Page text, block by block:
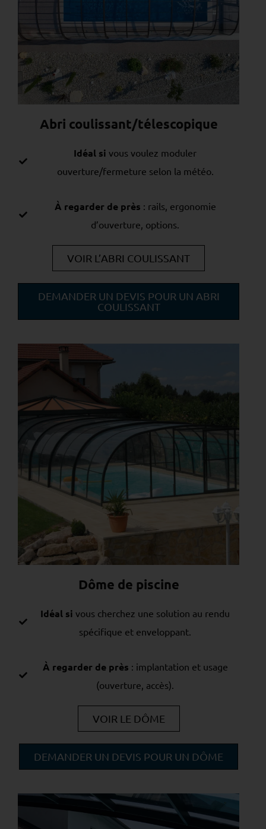
Abri coulissant/télescopique
Idéal si vous voulez moduler
ouverture/fermeture selon la météo.
À regarder de près : rails, ergonomie
d’ouverture, options.
VOIR L’ABRI COULISSANT
DEMANDER UN DEVIS POUR UN ABRI
COULISSANT
Dôme de piscine
Idéal si vous cherchez une solution au rendu
spécifique et enveloppant.
À regarder de près : implantation et usage
(ouverture, accès).
VOIR LE DÔME
DEMANDER UN DEVIS POUR UN DÔME